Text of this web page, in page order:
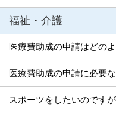
福祉・介護
医療費助成の申請はどの